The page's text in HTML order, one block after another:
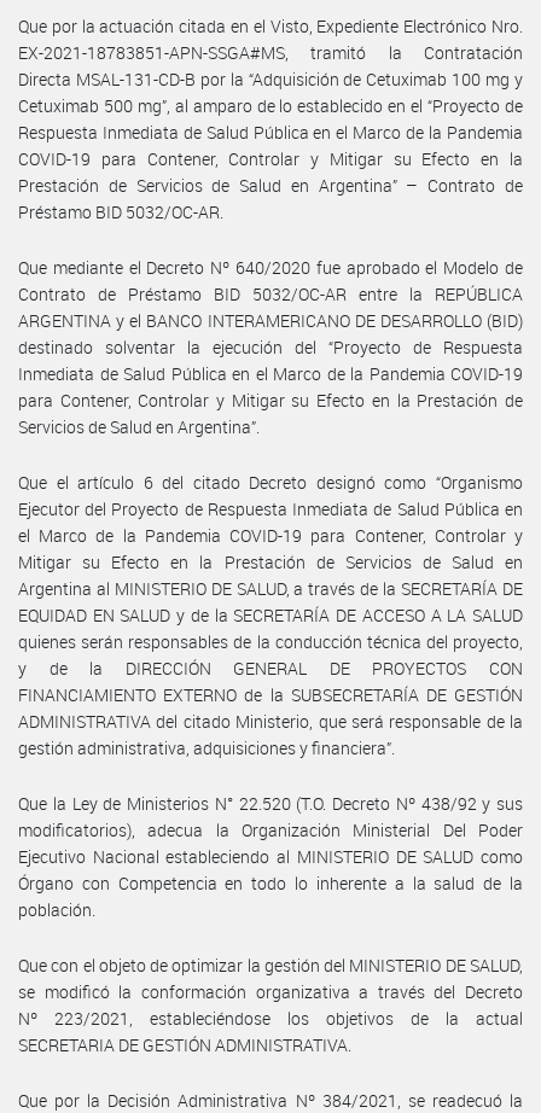
Que por la actuación citada en el Visto, Expediente Electrónico Nro.
EX-2021-18783851-APN-SSGA#MS, tramitó la Contratación
Directa MSAL-131-CD-B por la “Adquisición de Cetuximab 100 mg y
Cetuximab 500 mg”, al amparo de lo establecido en el “Proyecto de
Respuesta Inmediata de Salud Pública en el Marco de la Pandemia
COVID-19 para Contener, Controlar y Mitigar su Efecto en la
Prestación de Servicios de Salud en Argentina” – Contrato de
Préstamo BID 5032/OC-AR.
Que mediante el Decreto Nº 640/2020 fue aprobado el Modelo de
Contrato de Préstamo BID 5032/OC-AR entre la REPÚBLICA
ARGENTINA y el BANCO INTERAMERICANO DE DESARROLLO (BID)
destinado solventar la ejecución del “Proyecto de Respuesta
Inmediata de Salud Pública en el Marco de la Pandemia COVID-19
para Contener, Controlar y Mitigar su Efecto en la Prestación de
Servicios de Salud en Argentina”.
Que el artículo 6 del citado Decreto designó como “Organismo
Ejecutor del Proyecto de Respuesta Inmediata de Salud Pública en
el Marco de la Pandemia COVID-19 para Contener, Controlar y
Mitigar su Efecto en la Prestación de Servicios de Salud en
Argentina al MINISTERIO DE SALUD, a través de la SECRETARÍA DE
EQUIDAD EN SALUD y de la SECRETARÍA DE ACCESO A LA SALUD
quienes serán responsables de la conducción técnica del proyecto,
y de la DIRECCIÓN GENERAL DE PROYECTOS CON
FINANCIAMIENTO EXTERNO de la SUBSECRETARÍA DE GESTIÓN
ADMINISTRATIVA del citado Ministerio, que será responsable de la
gestión administrativa, adquisiciones y financiera”.
Que la Ley de Ministerios N° 22.520 (T.O. Decreto Nº 438/92 y sus
modificatorios), adecua la Organización Ministerial Del Poder
Ejecutivo Nacional estableciendo al MINISTERIO DE SALUD como
Órgano con Competencia en todo lo inherente a la salud de la
población.
Que con el objeto de optimizar la gestión del MINISTERIO DE SALUD,
se modificó la conformación organizativa a través del Decreto
Nº 223/2021, estableciéndose los objetivos de la actual
SECRETARIA DE GESTIÓN ADMINISTRATIVA.
Que por la Decisión Administrativa Nº 384/2021, se readecuó la